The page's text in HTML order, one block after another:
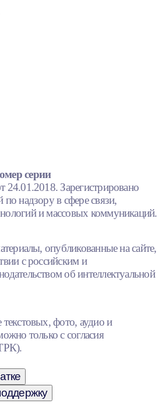
серии
Зарегистрировано
надзору в сфере связи,
и массовых коммуникаций.
опубликованные на сайте,
с российским и
об интеллектуальной
фото, аудио и
только с согласия